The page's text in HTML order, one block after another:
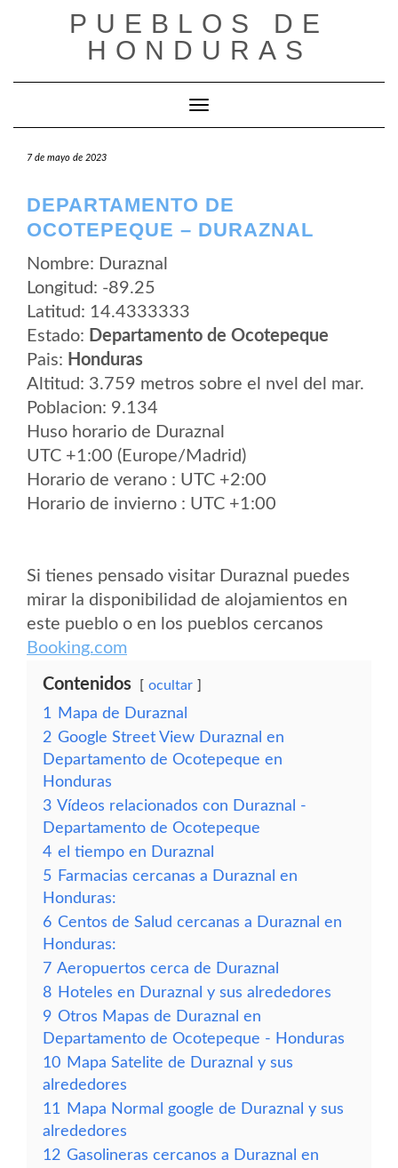
PUEBLOS DE
HONDURAS
Cambiar modo de navegación
7 de mayo de 2023
DEPARTAMENTO DE
OCOTEPEQUE – DURAZNAL
Nombre: Duraznal
Longitud: -89.25
Latitud: 14.4333333
Estado: Departamento de Ocotepeque
Pais: Honduras
Altitud: 3.759 metros sobre el nvel del mar.
Poblacion: 9.134
Huso horario de Duraznal
UTC +1:00 (Europe/Madrid)
Horario de verano : UTC +2:00
Horario de invierno : UTC +1:00
Si tienes pensado visitar Duraznal puedes
mirar la disponibilidad de alojamientos en
este pueblo o en los pueblos cercanos
Booking.com
Contenidos ocultar
1
Mapa de Duraznal
2 Google Street View Duraznal en
Departamento de Ocotepeque en
Honduras
3 Vídeos relacionados con Duraznal -
Departamento de Ocotepeque
4 el tiempo en Duraznal
5 Farmacias cercanas a Duraznal en
Honduras:
6 Centos de Salud cercanas a Duraznal en
Honduras:
7 Aeropuertos cerca de Duraznal
8 Hoteles en Duraznal y sus alrededores
9 Otros Mapas de Duraznal en
Departamento de Ocotepeque - Honduras
10 Mapa Satelite de Duraznal y sus
alrededores
11
Mapa Normal google de Duraznal y sus
alrededores
12 Gasolineras cercanos a Duraznal en